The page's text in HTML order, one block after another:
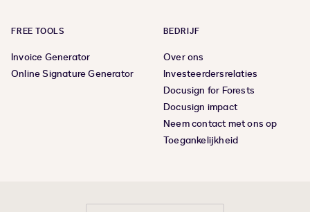
FREE TOOLS
Invoice Generator
Online Signature Generator
BEDRIJF
Over ons
Investeerdersrelaties
Docusign for Forests
Docusign impact
Neem contact met ons op
Toegankelijkheid